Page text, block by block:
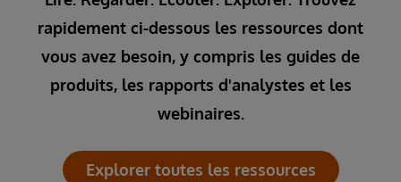
rapidement ci-dessous les ressources dont
vous avez besoin, y compris les guides de
produits, les rapports d'analystes et les
webinaires.
Explorer toutes les ressources